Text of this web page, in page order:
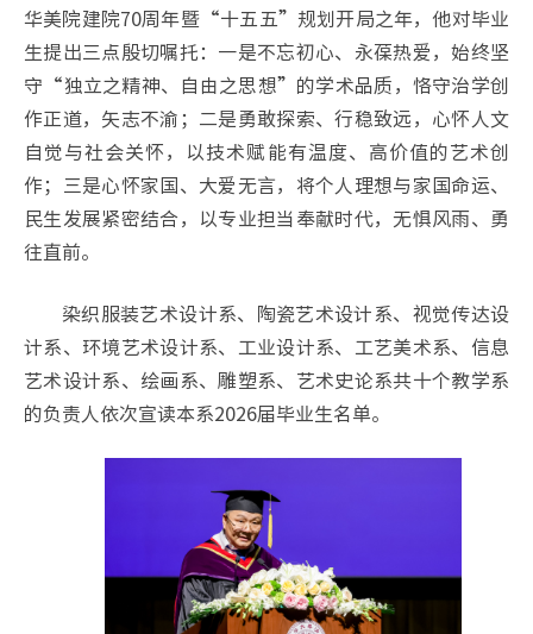
华美院建院70周年暨“十五五”规划开局之年，他对毕业
生提出三点殷切嘱托：一是不忘初心、永葆热爱，始终坚
守“独立之精神、自由之思想”的学术品质，恪守治学创
作正道，矢志不渝；二是勇敢探索、行稳致远，心怀人文
自觉与社会关怀，以技术赋能有温度、高价值的艺术创
作；三是心怀家国、大爱无言，将个人理想与家国命运、
民生发展紧密结合，以专业担当奉献时代，无惧风雨、勇
往直前。
染织服装艺术设计系、陶瓷艺术设计系、视觉传达设
计系、环境艺术设计系、工业设计系、工艺美术系、信息
艺术设计系、绘画系、雕塑系、艺术史论系共十个教学系
的负责人依次宣读本系2026届毕业生名单。